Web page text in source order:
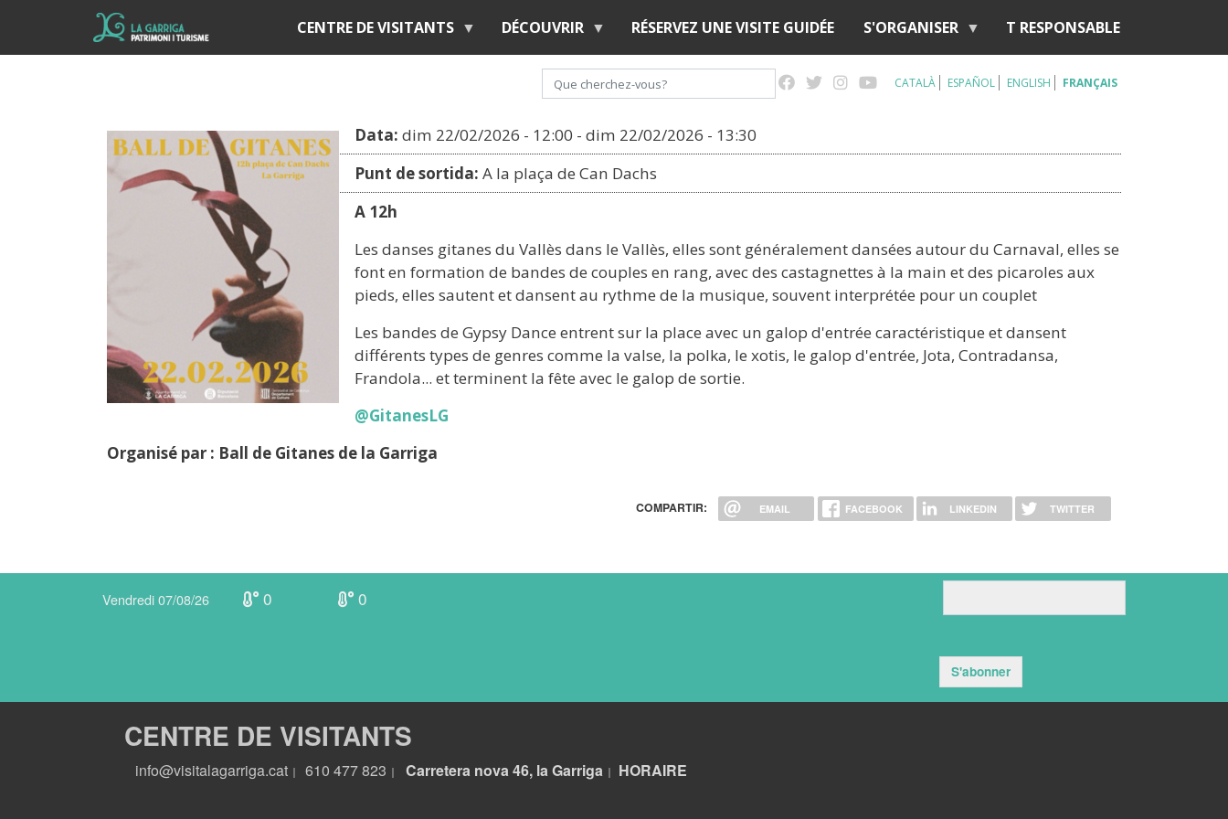
contenu
principal
CENTRE DE VISITANTS DÉCOUVRIR RÉSERVEZ UNE VISITE GUIDÉE S'ORGANISER T RESPONSABLE
CATALÀ ESPAÑOL ENGLISH FRANÇAIS
Rechercher
Data: dim 22/02/2026 - 12:00 -dim 22/02/2026 - 13:30
Punt de sortida: A la plaça de Can Dachs
A 12h
Les danses gitanes du Vallès dans le Vallès, elles sont généralement dansées autour du Carnaval, elles se
font en formation de bandes de couples en rang, avec des castagnettes à la main et des picaroles aux
pieds, elles sautent et dansent au rythme de la musique, souvent interprétée pour un couplet
Les bandes de Gypsy Dance entrent sur la place avec un galop d'entrée caractéristique et dansent
différents types de genres comme la valse, la polka, le xotis, le galop d'entrée, Jota, Contradansa,
Frandola... et terminent la fête avec le galop de sortie.
@GitanesLG
Organisé par : Ball de Gitanes de la Garriga
COMPARTIR: EMAIL FACEBOOK LINKEDIN TWITTER
Vendredi 07/08/26 0 0
S'abonner
CENTRE DE VISITANTS
info@visitalagarriga.cat 610 477 823 Carretera nova 46, la Garriga HORAIRE